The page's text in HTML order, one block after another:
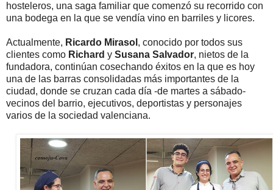
hosteleros, una saga familiar que comenzó su recorrido con
una bodega en la que se vendía vino en barriles y licores.
Actualmente, Ricardo Mirasol , conocido por todos sus
clientes como Richard y Susana Salvador, nietos de la
fundadora, continúan cosechando éxitos en la que es hoy
una de las barras consolidadas más importantes de la
ciudad, donde se cruzan cada día -de martes a sábado-
vecinos del barrio, ejecutivos, deportistas y personajes
varios de la sociedad valenciana.